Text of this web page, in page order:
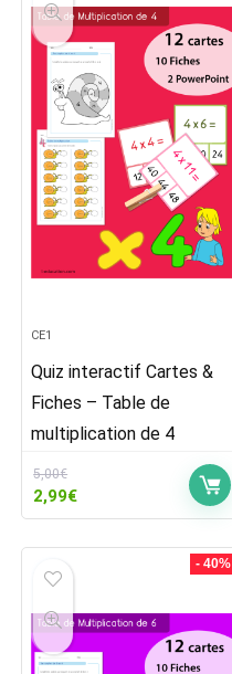
CE1
Quiz interactif Cartes &
Fiches – Table de
multiplication de 4
5,00€
Le
prix
5,00€.
2,99€Le
prix
- 40%